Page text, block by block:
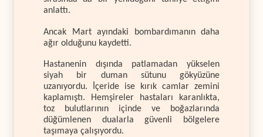
anlattı.
Ancak Mart ayındaki bombardımanın daha
ağır olduğunu kaydetti.
Hastanenin dışında patlamadan yükselen
siyah bir duman sütunu gökyüzüne
uzanıyordu. İçeride ise kırık camlar zemini
kaplamıştı. Hemşireler hastaları karanlıkta,
toz bulutlarının içinde ve boğazlarında
düğümlenen dualarla güvenli bölgelere
taşımaya çalışıyordu.